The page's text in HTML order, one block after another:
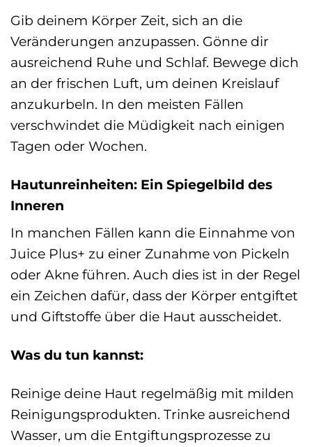
Gib deinem Körper Zeit, sich an die
Veränderungen anzupassen. Gönne dir
ausreichend Ruhe und Schlaf. Bewege dich
an der frischen Luft, um deinen Kreislauf
anzukurbeln. In den meisten Fällen
verschwindet die Müdigkeit nach einigen
Tagen oder Wochen.
Hautunreinheiten: Ein Spiegelbild des
Inneren
In manchen Fällen kann die Einnahme von
Juice Plus+ zu einer Zunahme von Pickeln
oder Akne führen. Auch dies ist in der Regel
ein Zeichen dafür, dass der Körper entgiftet
und Giftstoffe über die Haut ausscheidet.
Was du tun kannst:
Reinige deine Haut regelmäßig mit milden
Reinigungsprodukten. Trinke ausreichend
Wasser, um die Entgiftungsprozesse zu